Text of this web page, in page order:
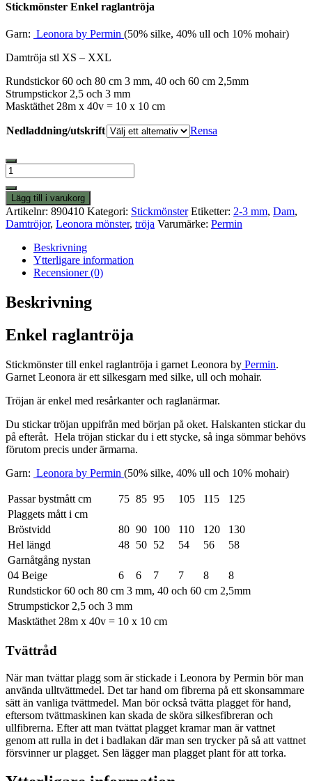
Stickmönster Enkel raglantröja
Garn: Leonora by Permin (50% silke, 40% ull och 10% mohair)
Damtröja stl XS – XXL
Rundstickor 60 och 80 cm 3 mm, 40 och 60 cm 2,5mm
Strumpstickor 2,5 och 3 mm
Masktäthet 28m x 40v = 10 x 10 cm
Nedladdning/utskrift Rensa
Enkel
raglantröja
mängd
Lägg till i varukorg
Artikelnr: 890410 Kategori: Stickmönster Etiketter: 2-3 mm, Dam,
Damtröjor, Leonora mönster, tröja Varumärke: Permin
Beskrivning
Ytterligare information
Recensioner (0)
Beskrivning
Enkel raglantröja
Stickmönster till enkel raglantröja i garnet Leonora by Permin.
Garnet Leonora är ett silkesgarn med silke, ull och mohair.
Tröjan är enkel med resårkanter och raglanärmar.
Du stickar tröjan uppifrån med början på oket. Halskanten stickar du
på efteråt. Hela tröjan stickar du i ett stycke, så inga sömmar behövs
förutom precis under ärmarna.
Garn: Leonora by Permin (50% silke, 40% ull och 10% mohair)
Passar bystmått cm 75 85 95 105 115
125
Plaggets mått i cm
Bröstvidd
80 90 100 110 120
130
Hel längd
48 50 52 54 56
58
Garnåtgång nystan
04 Beige
6 6 7 7 8
8
Rundstickor 60 och 80 cm 3 mm, 40 och 60 cm 2,5mm
Strumpstickor 2,5 och 3 mm
Masktäthet 28m x 40v = 10 x 10 cm
Tvättråd
När man tvättar plagg som är stickade i Leonora by Permin bör man
använda ulltvättmedel. Det tar hand om fibrerna på ett skonsammare
sätt än vanliga tvättmedel. Man bör också tvätta plagget för hand,
eftersom tvättmaskinen kan skada de sköra silkesfibreran och
ullfibrerna. Efter att man tvättat plagget kramar man är vattnet
genom att rulla in det i badlakan där man sen trycker på så att vattnet
försvinner ur plagget. Sen lägger man plagget plant för att torka.